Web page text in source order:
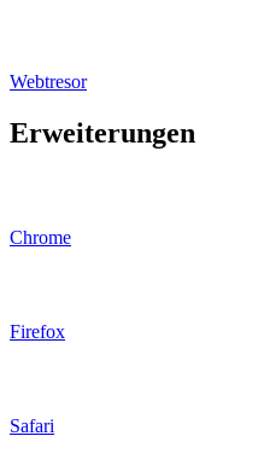
Webtresor
Erweiterungen
Chrome
Firefox
Safari